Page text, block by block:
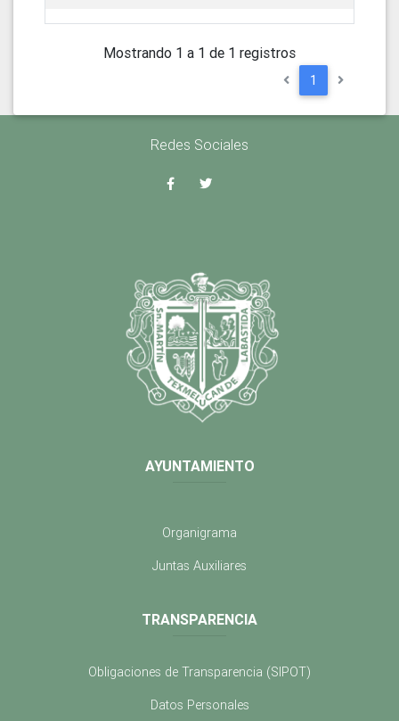
Mostrando 1 a 1 de 1 registros
1
Redes Sociales
AYUNTAMIENTO
Organigrama
Juntas Auxiliares
TRANSPARENCIA
Obligaciones de Transparencia (SIPOT)
Datos Personales